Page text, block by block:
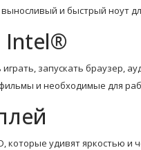
и быстрый ноут
Intel®
запускать браузер,
и необходимые для
которые удивят яркостью